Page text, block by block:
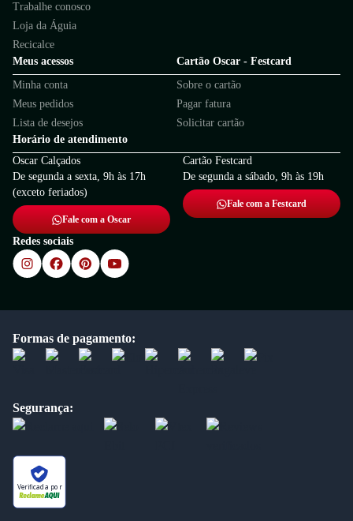
Trabalhe conosco
Loja da Águia
Recicalce
Meus acessos
Minha conta
Meus pedidos
Lista de desejos
Cartão Oscar - Festcard
Sobre o cartão
Pagar fatura
Solicitar cartão
Horário de atendimento
Oscar Calçados
De segunda a sexta, 9h às 17h
(exceto feriados)
Fale com a Oscar
Cartão Festcard
De segunda a sábado, 9h às 19h
Fale com a Festcard
Redes sociais
Formas de pagamento:
Segurança:
Verificada por